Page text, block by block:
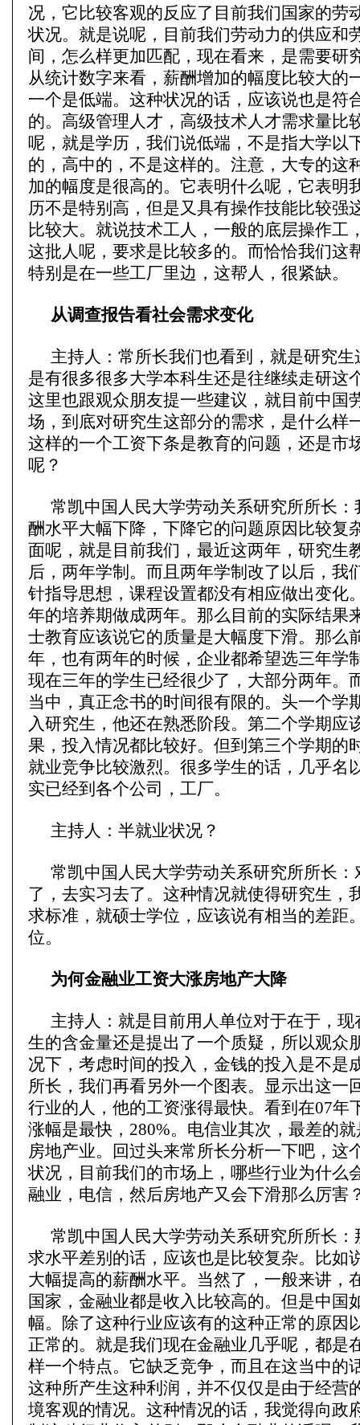
况，它比较客观的反应了目前我们国家的劳
状况。就是说呢，目前我们劳动力的供应和
间，怎么样更加匹配，现在看来，是需要研
从统计数字来看，薪酬增加的幅度比较大的
一个是低端。这种状况的话，应该说也是符
的。高级管理人才，高级技术人才需求量比
呢，就是学历，我们说低端，不是指大学以
的，高中的，不是这样的。注意，大专的这
加的幅度是很高的。它表明什么呢，它表明
历不是特别高，但是又具有操作技能比较强
比较大。就说技术工人，一般的底层操作工
这批人呢，要求是比较多的。而恰恰我们这
特别是在一些工厂里边，这帮人，很紧缺。
从调查报告看社会需求变化
主持人：常所长我们也看到，就是研究
是有很多很多大学本科生还是往继续走研这
这里也跟观众朋友提一些建议，就目前中国
场，到底对研究生这部分的需求，是什么样
这样的一个工资下条是教育的问题，还是市
呢？
常凯中国人民大学劳动关系研究所所长
酬水平大幅下降，下降它的问题原因比较复
面呢，就是目前我们，最近这两年，研究生
后，两年学制。而且两年学制改了以后，我
针指导思想，课程设置都没有相应做出变化
年的培养期做成两年。那么目前的实际结果
士教育应该说它的质量是大幅度下滑。那么
年，也有两年的时候，企业都希望选三年学
现在三年的学生已经很少了，大部分两年。
当中，真正念书的时间很有限的。头一个学
入研究生，他还在熟悉阶段。第二个学期应
果，投入情况都比较好。但到第三个学期的
就业竞争比较激烈。很多学生的话，几乎名
实已经到各个公司，工厂。
主持人：半就业状况？
常凯中国人民大学劳动关系研究所所长
了，去实习去了。这种情况就使得研究生，
求标准，就硕士学位，应该说有相当的差距
位。
为何金融业工资大涨房地产大降
主持人：就是目前用人单位对于在于，
生的含金量还是提出了一个质疑，所以观众
况下，考虑时间的投入，金钱的投入是不是
所长，我们再看另外一个图表。显示出这一
行业的人，他的工资涨得最快。看到在07年
涨幅是最快，280%。电信业其次，最差的
房地产业。回过头来常所长分析一下吧，这
状况，目前我们的市场上，哪些行业为什么
融业，电信，然后房地产又会下滑那么厉害
常凯中国人民大学劳动关系研究所所长
求水平差别的话，应该也是比较复杂。比如
大幅提高的薪酬水平。当然了，一般来讲，
国家，金融业都是收入比较高的。但是中国
幅。除了这种行业应该有的这种正常的原因
正常的。就是我们现在金融业几乎呢，都是
样一个特点。它缺乏竞争，而且在这当中的
这种所产生这种利润，并不仅仅是由于经营
境客观的情况。这种情况的话，我觉得向政